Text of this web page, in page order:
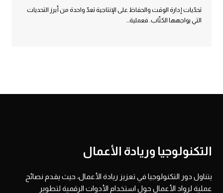
تحدّيات إدارة الوقت والحفاظ على الإنتاجية تعدّ واحدة من أبرز التحديات
التي يواجهها الكتّاب. فعملية…
التكنولوجيا وريادة الأعمال
يتناول دور التكنولوجيا في تعزيز ريادة الأعمال، حيث يقدم نصائح
عملية لرواد الأعمال حول استخدام الأدوات الرقمية لتطوير